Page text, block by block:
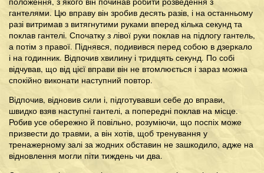
гантелями. Цю вправу він зробив десять разів, і на останньому
разі витримав з витягнутими руками вперед кілька секунд та
поклав гантелі. Спочатку з лівої руки поклав на підлогу гантель,
а потім з правої. Піднявся, подивився перед собою в дзеркало
і на годинник. Відпочив хвилину і тридцять секунд. По собі
відчував, що від цієї вправи він не втомлюється і зараз можна
спокійно виконати наступний повтор.
Відпочив, відновив сили і, підготувавши себе до вправи,
швидко взяв наступні гантелі, а попередні поклав на місце.
Робив усе обережно й повільно, розуміючи, що поспіх може
призвести до травми, а він хотів, щоб тренування у
тренажерному залі за жодних обставин не зашкодило, адже на
відновлення могли піти тиждень чи два.